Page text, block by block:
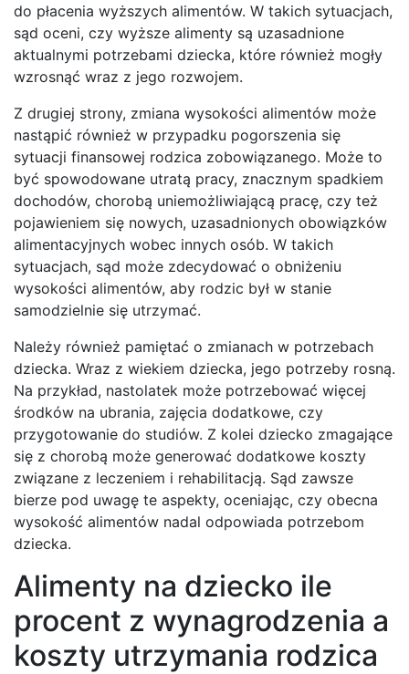
do płacenia wyższych alimentów. W takich sytuacjach,
sąd oceni, czy wyższe alimenty są uzasadnione
aktualnymi potrzebami dziecka, które również mogły
wzrosnąć wraz z jego rozwojem.
Z drugiej strony, zmiana wysokości alimentów może
nastąpić również w przypadku pogorszenia się
sytuacji finansowej rodzica zobowiązanego. Może to
być spowodowane utratą pracy, znacznym spadkiem
dochodów, chorobą uniemożliwiającą pracę, czy też
pojawieniem się nowych, uzasadnionych obowiązków
alimentacyjnych wobec innych osób. W takich
sytuacjach, sąd może zdecydować o obniżeniu
wysokości alimentów, aby rodzic był w stanie
samodzielnie się utrzymać.
Należy również pamiętać o zmianach w potrzebach
dziecka. Wraz z wiekiem dziecka, jego potrzeby rosną.
Na przykład, nastolatek może potrzebować więcej
środków na ubrania, zajęcia dodatkowe, czy
przygotowanie do studiów. Z kolei dziecko zmagające
się z chorobą może generować dodatkowe koszty
związane z leczeniem i rehabilitacją. Sąd zawsze
bierze pod uwagę te aspekty, oceniając, czy obecna
wysokość alimentów nadal odpowiada potrzebom
dziecka.
Alimenty na dziecko ile
procent z wynagrodzenia a
koszty utrzymania rodzica